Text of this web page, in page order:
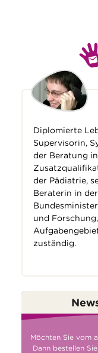
Diplomierte
Supervisorin,
der Beratung
der Pädiatrie,
Beraterin in
und
zuständig.
Möchten Sie vom
Dann bestellen